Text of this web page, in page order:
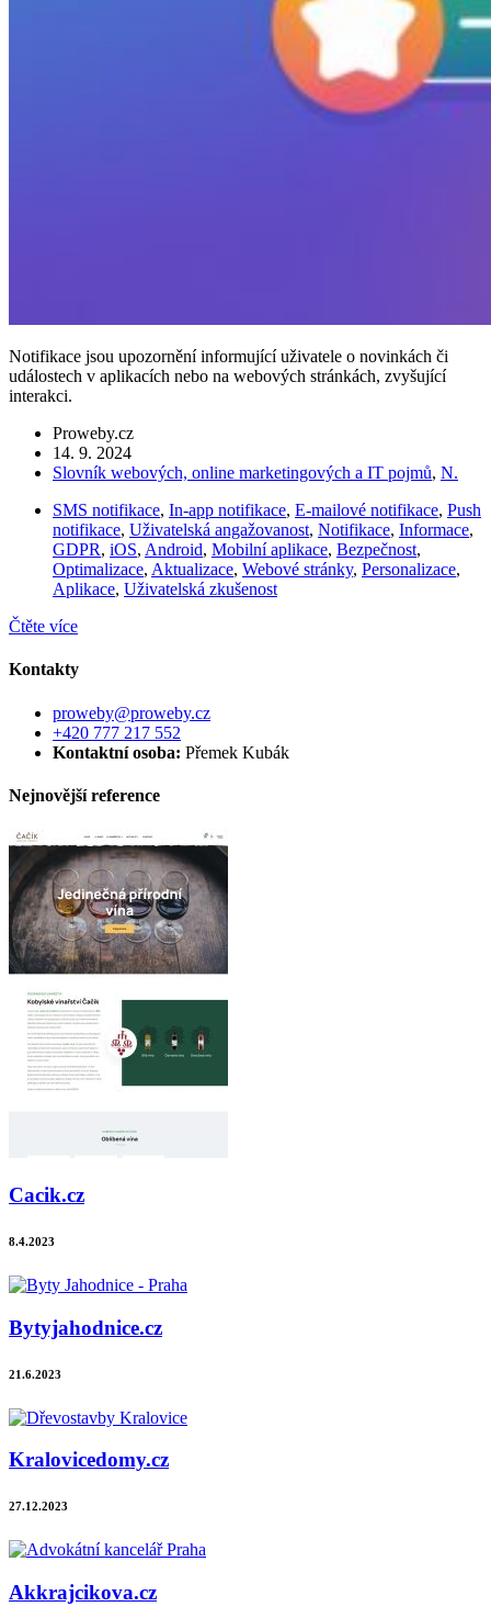
Notifikace jsou upozornění informující uživatele o novinkách či
událostech v aplikacích nebo na webových stránkách, zvyšující
interakci.
Proweby.cz
14. 9. 2024
Slovník webových, online marketingových a IT pojmů, N.
SMS notifikace, In-app notifikace, E-mailové notifikace, Push
notifikace, Uživatelská angažovanost, Notifikace, Informace,
GDPR, iOS, Android, Mobilní aplikace, Bezpečnost,
Optimalizace, Aktualizace, Webové stránky, Personalizace,
Aplikace, Uživatelská zkušenost
Čtěte více
Kontakty
proweby@proweby.cz
+420 777 217 552
Kontaktní osoba: Přemek Kubák
Nejnovější reference
Cacik.cz
8.4.2023
Bytyjahodnice.cz
21.6.2023
Kralovicedomy.cz
27.12.2023
Akkrajcikova.cz